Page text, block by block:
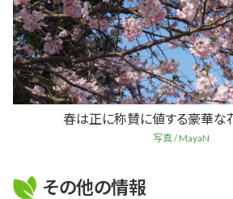
春は正に称賛に値する豪華な
写真 / MayaN
その他の情報